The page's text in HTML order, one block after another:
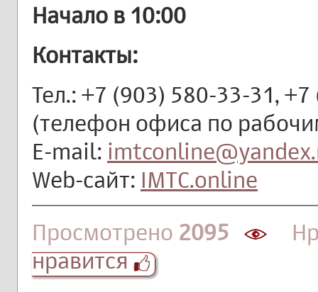
Начало в 10:00
Контакты:
Тел.: +7 (903) 580-33-31,
(телефон офиса по
E-mail:
Web-сайт: IMTC.online
Просмотрено 2095
нравится